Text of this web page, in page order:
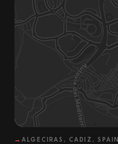
→ ALGECIRAS, CADIZ, SPAIN